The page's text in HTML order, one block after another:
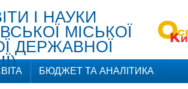
І НАУКИ
МІСЬКОЇ
ДЕРЖАВНОЇ
БЮДЖЕТ ТА АНАЛІТИКА